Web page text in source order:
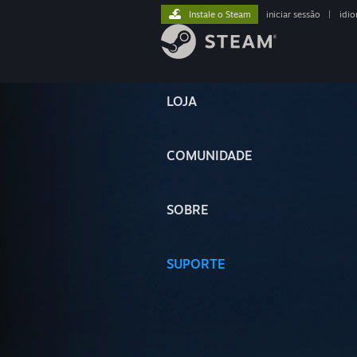
LOJA
COMUNIDADE
SOBRE
SUPORTE
Instale o Steam iniciar sessão